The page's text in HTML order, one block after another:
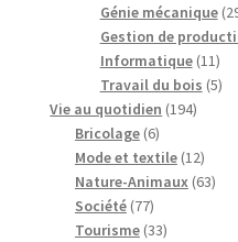
Génie mécanique
Gestion de
Informatique 1111
Travail du bois 55
Vie au quotidien 194194
Bricolage 66
produits
Mode et textile 1212
Nature-Animaux 6363
Société 7777
produits
Tourisme 3333